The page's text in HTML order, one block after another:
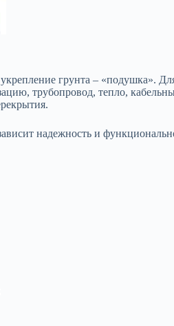
грунта – «подушка».
трубопровод, тепло,
надежность и